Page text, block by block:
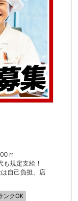
ｍ
規定支給！
自己負担、店
ンクOK